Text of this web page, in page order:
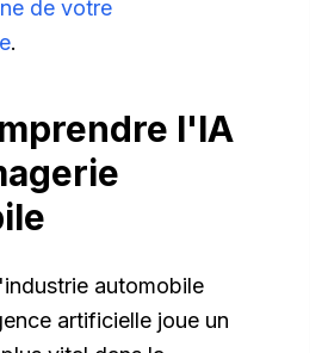
de votre
.
l'IA
automobile
artificielle joue un